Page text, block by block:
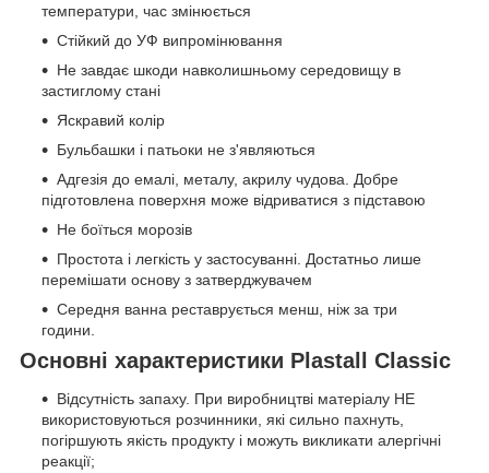
температури, час змінюється
Стійкий до УФ випромінювання
Не завдає шкоди навколишньому середовищу в
застиглому стані
Яскравий колір
Бульбашки і патьоки не з'являються
Адгезія до емалі, металу, акрилу чудова. Добре
підготовлена поверхня може відриватися з підставою
Не боїться морозів
Простота і легкість у застосуванні. Достатньо лише
перемішати основу з затверджувачем
Середня ванна реставрується менш, ніж за три
години.
Основні характеристики Plastall Classic
Відсутність запаху. При виробництві матеріалу НЕ
використовуються розчинники, які сильно пахнуть,
погіршують якість продукту і можуть викликати алергічні
реакції;